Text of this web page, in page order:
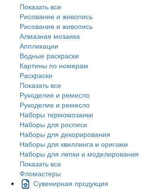
Показать все
Рисование и живопись
Рисование и живопись
Алмазная мозаика
Аппликации
Водные раскраски
Картины по номерам
Раскраски
Показать все
Рукоделие и ремесло
Рукоделие и ремесло
Наборы термомозаики
Наборы для росписи
Наборы для декорирования
Наборы для квиллинга и оригами
Наборы для лепки и моделирования
Показать все
Фломастеры
Сувенирная продукция